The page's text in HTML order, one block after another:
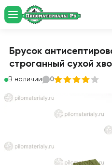
Брусок
строганный сухой
В наличии 0